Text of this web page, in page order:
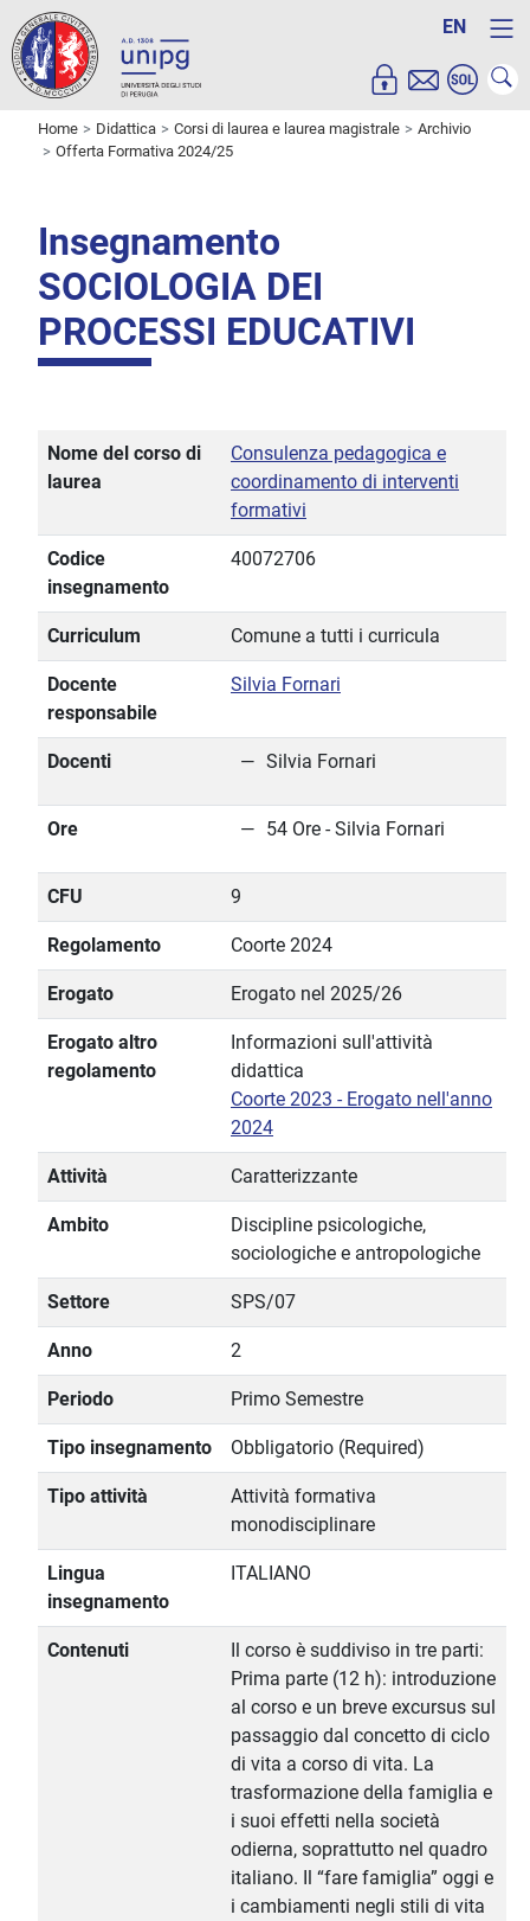
EN
Home Didattica Corsi di laurea e laurea magistrale
Archivio
Offerta Formativa 2024/25
Insegnamento
SOCIOLOGIA DEI
PROCESSI EDUCATIVI
Nome del corso di
laurea
Consulenza pedagogica e
coordinamento di interventi
formativi
Codice
insegnamento
40072706
Curriculum Comune a tutti i curricula
Docente
responsabile
Silvia Fornari
Docenti Silvia Fornari
Ore 54 Ore - Silvia Fornari
CFU 9
Regolamento Coorte 2024
Erogato Erogato nel 2025/26
Erogato altro
regolamento
Informazioni sull'attività
didattica
Coorte 2023 - Erogato nell'anno
2024
Attività Caratterizzante
Ambito
Discipline psicologiche,
sociologiche e antropologiche
Settore SPS/07
Anno 2
Periodo Primo Semestre
Tipo insegnamento Obbligatorio (Required)
Tipo attività
Attività formativa
monodisciplinare
Lingua
insegnamento
ITALIANO
Contenuti
Il corso è suddiviso in tre parti:
Prima parte (12 h): introduzione
al corso e un breve excursus sul
passaggio dal concetto di ciclo
di vita a corso di vita. La
trasformazione della famiglia e
i suoi effetti nella società
odierna, soprattutto nel quadro
italiano. Il “fare famiglia” oggi e
i cambiamenti negli stili di vita